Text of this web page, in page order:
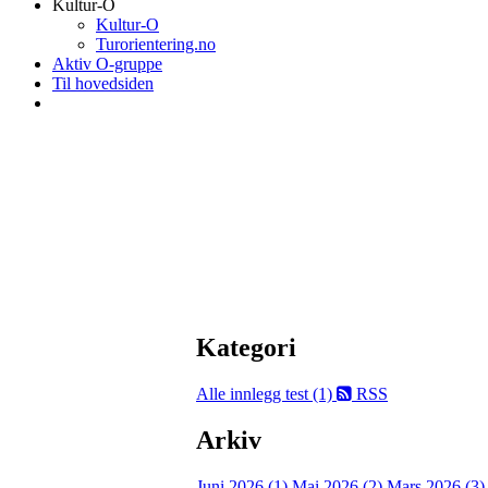
Kultur-O
Kultur-O
Turorientering.no
Aktiv O-gruppe
Til hovedsiden
Kategori
Alle innlegg test (1) RSS
Arkiv